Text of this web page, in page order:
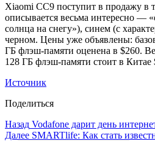
Xiaomi CC9 поступит в продажу в
описывается весьма интересно —
солнца на снегу»), синем (с
черном. Цены уже объявлены:
ГБ флэш-памяти оценена в $260.
128 ГБ флэш-памяти стоит в Китае
Источник
Поделиться
Назад Vodafone дарит день
Далее SMARTlife: Как стать